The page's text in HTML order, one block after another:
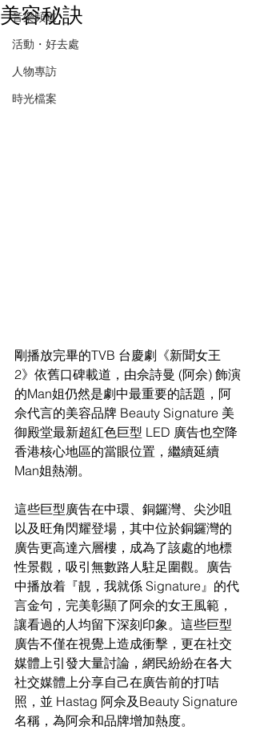
音樂頻道
活動・好去處
人物專訪
時光檔案
美容秘訣
剛播放完畢的TVB 台慶劇《新聞女王
2》依舊口碑載道，由佘詩曼 (阿佘) 飾演
的Man姐仍然是劇中最重要的話題，阿
佘代言的美容品牌 Beauty Signature 美
御殿堂最新超紅色巨型 LED 廣告也空降
香港核心地區的當眼位置，繼續延續
Man姐熱潮。
這些巨型廣告在中環、銅鑼灣、尖沙咀
以及旺角閃耀登場，其中位於銅鑼灣的
廣告更高達六層樓，成為了該處的地標
性景觀，吸引無數路人駐足圍觀。廣告
中播放着『靚，我就係 Signature』的代
言金句，完美彰顯了阿佘的女王風範，
讓看過的人均留下深刻印象。這些巨型
廣告不僅在視覺上造成衝擊，更在社交
媒體上引發大量討論，網民紛紛在各大
社交媒體上分享自己在廣告前的打咭
照，並 Hastag 阿佘及Beauty Signature
名稱，為阿佘和品牌增加熱度。